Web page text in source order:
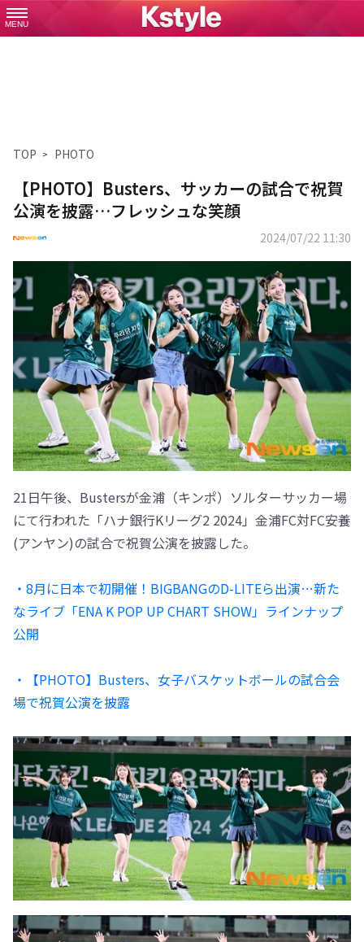
MENU
TOP PHOTO
【PHOTO】Busters、サッカーの試合で祝賀
公演を披露…フレッシュな笑顔
2024/07/22 11:30
21日午後、Bustersが金浦（キンポ）ソルターサッカー場
にて行われた「ハナ銀行Kリーグ2 2024」金浦FC対FC安養
(アンヤン)の試合で祝賀公演を披露した。
・8月に日本で初開催！BIGBANGのD-LITEら出演…新た
なライブ「ENA K POP UP CHART SHOW」ラインナップ
公開
・【PHOTO】Busters、女子バスケットボールの試合会
場で祝賀公演を披露